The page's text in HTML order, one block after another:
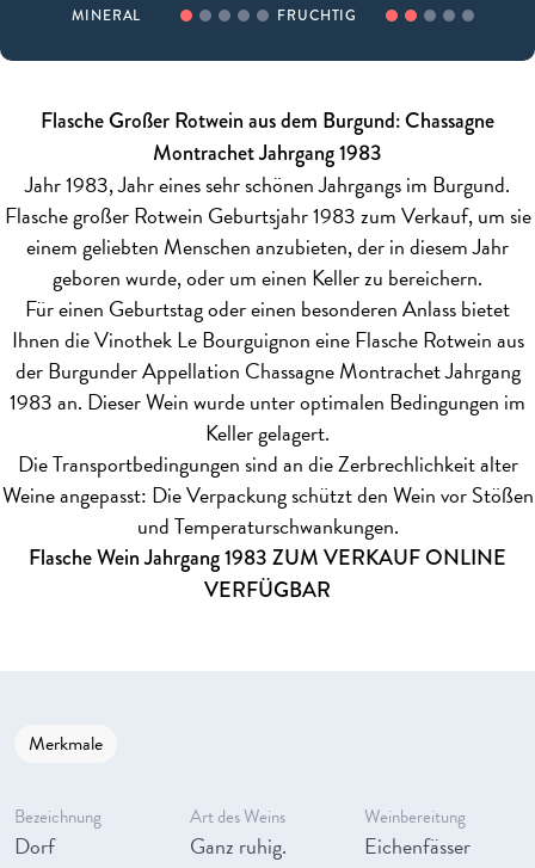
MINERAL FRUCHTIG
Flasche Großer Rotwein aus dem Burgund: Chassagne
Montrachet Jahrgang 1983
Jahr 1983, Jahr eines sehr schönen Jahrgangs im Burgund.
Flasche großer Rotwein Geburtsjahr 1983 zum Verkauf, um sie
einem geliebten Menschen anzubieten, der in diesem Jahr
geboren wurde, oder um einen Keller zu bereichern.
Für einen Geburtstag oder einen besonderen Anlass bietet
Ihnen die Vinothek Le Bourguignon eine Flasche Rotwein aus
der Burgunder Appellation Chassagne Montrachet Jahrgang
1983 an. Dieser Wein wurde unter optimalen Bedingungen im
Keller gelagert.
Die Transportbedingungen sind an die Zerbrechlichkeit alter
Weine angepasst: Die Verpackung schützt den Wein vor Stößen
und Temperaturschwankungen.
Flasche Wein Jahrgang 1983 ZUM VERKAUF ONLINE
VERFÜGBAR
Merkmale
Bezeichnung
Dorf
Art des Weins
Ganz ruhig.
Weinbereitung
Eichenfässer